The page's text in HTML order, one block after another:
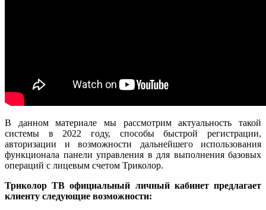
В данном материале мы рассмотрим актуальность такой
системы в 2022 году, способы быстрой регистрации,
авторизации и возможности дальнейшего использования
функционала панели управления в для выполнения базовых
операций с лицевым счетом Триколор.
Триколор ТВ официальный личный кабинет предлагает
клиенту следующие возможности: